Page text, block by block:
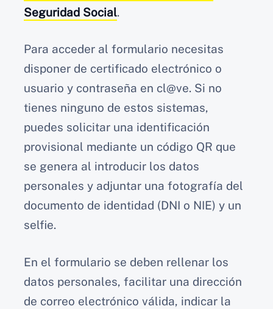
Seguridad Social.
Para acceder al formulario necesitas
disponer de certificado electrónico o
usuario y contraseña en cl@ve. Si no
tienes ninguno de estos sistemas,
puedes solicitar una identificación
provisional mediante un código QR que
se genera al introducir los datos
personales y adjuntar una fotografía del
documento de identidad (DNI o NIE) y un
selfie.
En el formulario se deben rellenar los
datos personales, facilitar una dirección
de correo electrónico válida, indicar la